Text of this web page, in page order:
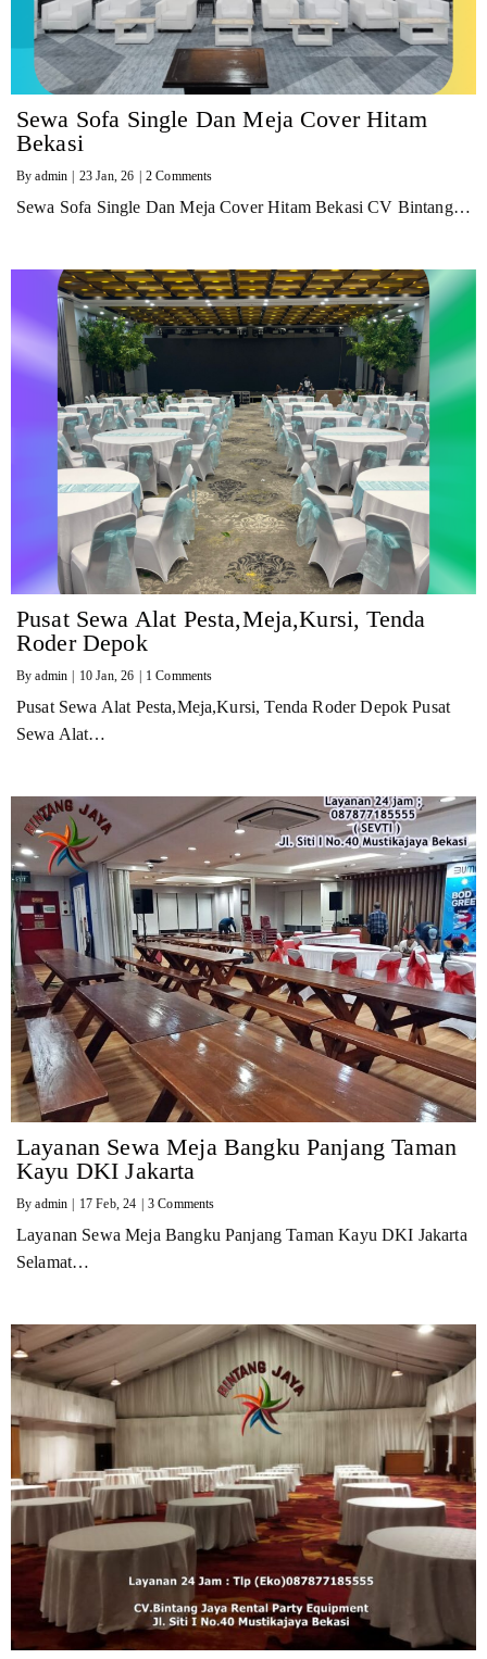
Sewa Sofa Single Dan Meja Cover Hitam
Bekasi
Byadmin | 23 Jan, 26 | 2 Comments
Sewa Sofa Single Dan Meja Cover Hitam Bekasi CV Bintang…
Pusat Sewa Alat Pesta,Meja,Kursi, Tenda
Roder Depok
Byadmin 10 Jan, 26 1 Comments
Pusat Sewa Alat Pesta,Meja,Kursi, Tenda Roder Depok Pusat
Sewa Alat…
Layanan Sewa Meja Bangku Panjang Taman
Kayu DKI Jakarta
Byadmin 17 Feb, 24 3 Comments
Layanan Sewa Meja Bangku Panjang Taman Kayu DKI Jakarta
Selamat…